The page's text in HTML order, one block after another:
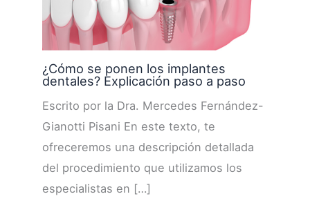
¿Cómo se ponen los implantes
dentales? Explicación paso a paso
Escrito por la Dra. Mercedes Fernández-
Gianotti Pisani En este texto, te
ofreceremos una descripción detallada
del procedimiento que utilizamos los
especialistas en […]